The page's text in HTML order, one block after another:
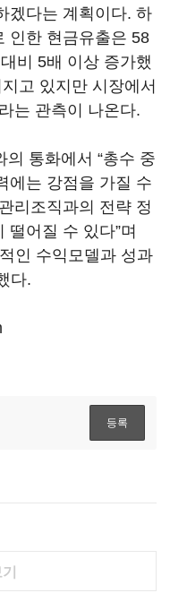
겠다는 계획이다. 하
인한 현금유출은 58
비 5배 이상 증가했
고 있지만 시장에서
는 관측이 나온다.
통화에서 “총수 중
에는 강점을 가질 수
리조직과의 전략 정
떨어질 수 있다”며
인 수익모델과 성과
다.